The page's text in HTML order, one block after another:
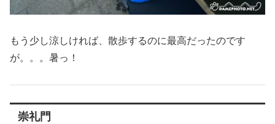
もう少し涼しければ、散歩するのに最高だったのです
が。。。暑っ！
崇礼門